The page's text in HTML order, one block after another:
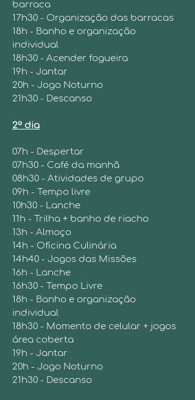
barraca
17h30 - Organização das barracas
18h - Banho e organização
individual
18h30 - Acender fogueira
19h - Jantar
20h - Jogo Noturno
21h30 - Descanso
​2º dia
07h - Despertar
07h30 - Café da manhã
08h30 - Atividades de grupo
09h - Tempo livre
10h30 - Lanche
11h - Trilha + banho de riacho
13h - Almoço
14h - Oficina Culinária
14h40 - Jogos das Missões
16h - Lanche
16h30 - Tempo Livre
18h - Banho e organização
individual
18h30 - Momento de celular + jogos
área coberta
19h - Jantar
20h - Jogo Noturno
21h30 - Descanso